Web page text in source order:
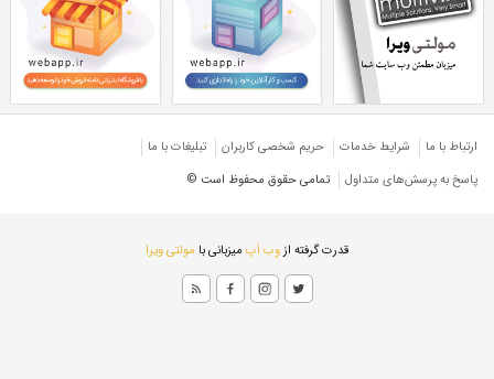
پروفیل صنعتی ۲۰۰*۱۵۰
پروفیل ۱۰ میل صنعتی
ارتباط با ما شرایط خدمات حريم شخصی كاربران
تبليغات با ما
پاسخ به پرسش‌های متداول
تمامی حقوق محفوظ است ©
قدرت گرفته ازوِب اَپ میزبانی با مولتی ویرا